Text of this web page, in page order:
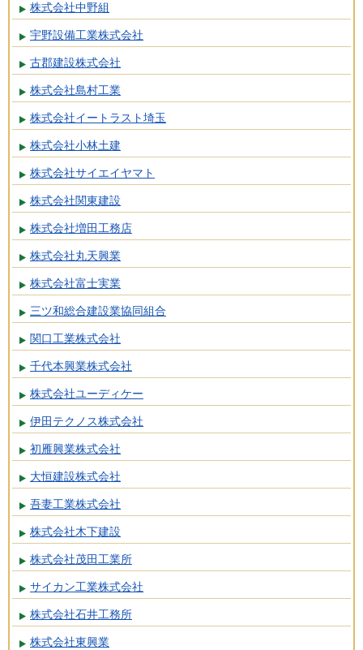
株式会社中野組
宇野設備工業株式会社
古郡建設株式会社
株式会社島村工業
株式会社イートラスト埼玉
株式会社小林土建
株式会社サイエイヤマト
株式会社関東建設
株式会社増田工務店
株式会社丸天興業
株式会社富士実業
三ツ和総合建設業協同組合
関口工業株式会社
千代本興業株式会社
株式会社ユーディケー
伊田テクノス株式会社
初雁興業株式会社
大恒建設株式会社
吾妻工業株式会社
株式会社木下建設
株式会社茂田工業所
サイカン工業株式会社
株式会社石井工務所
株式会社東興業